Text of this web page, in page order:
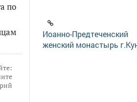
по
Иоанно-Предтеченский
женский монастырь